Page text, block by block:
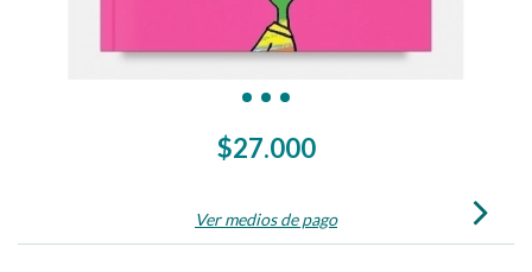
$27.000
Ver medios de pago